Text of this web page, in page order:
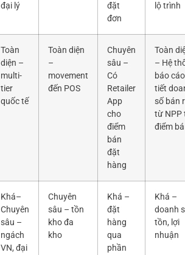
đại lý
đặt
đơn
lộ trình
Toàn
diện –
multi-
tier
quốc tế
Toàn diện
–
movement
đến POS
Chuyên
sâu –
Có
Retailer
App
cho
điểm
bán
đặt
hàng
Toàn
– Hệ
báo
tiết
số bán
từ NPP
điểm
Khá–
Chuyên
sâu –
ngách
VN, đại
Chuyên
sâu – tồn
kho đa
kho
Khá –
đặt
hàng
qua
phần
Khá –
doanh
tồn, lợi
nhuận